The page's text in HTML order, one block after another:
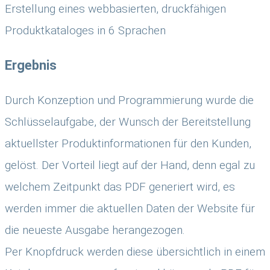
Erstellung eines webbasierten, druckfähigen
Produktkataloges in 6 Sprachen
Ergebnis
Durch Konzeption und Programmierung wurde die
Schlüsselaufgabe, der Wunsch der Bereitstellung
aktuellster Produktinformationen für den Kunden,
gelöst. Der Vorteil liegt auf der Hand, denn egal zu
welchem Zeitpunkt das PDF generiert wird, es
werden immer die aktuellen Daten der Website für
die neueste Ausgabe herangezogen.
Per Knopfdruck werden diese übersichtlich in einem